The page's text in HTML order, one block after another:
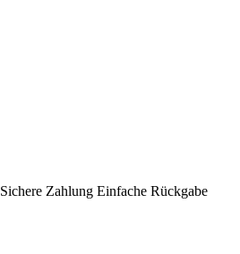
Sichere Zahlung Einfache Rückgabe